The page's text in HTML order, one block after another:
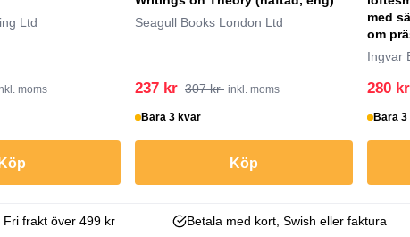
Ltd
moms
Köp
Seagull Books London Ltd
237 kr 307 kr inkl. moms
Bara 3 kvar
Köp
med
om
Ingvar
280 kr
Bara
Fri frakt över 499 kr Betala med kort, Swish eller faktura